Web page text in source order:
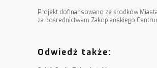
Projekt dofinansowano ze środków
za pośrednictwem Zakopiańskiego
Odwiedź także: